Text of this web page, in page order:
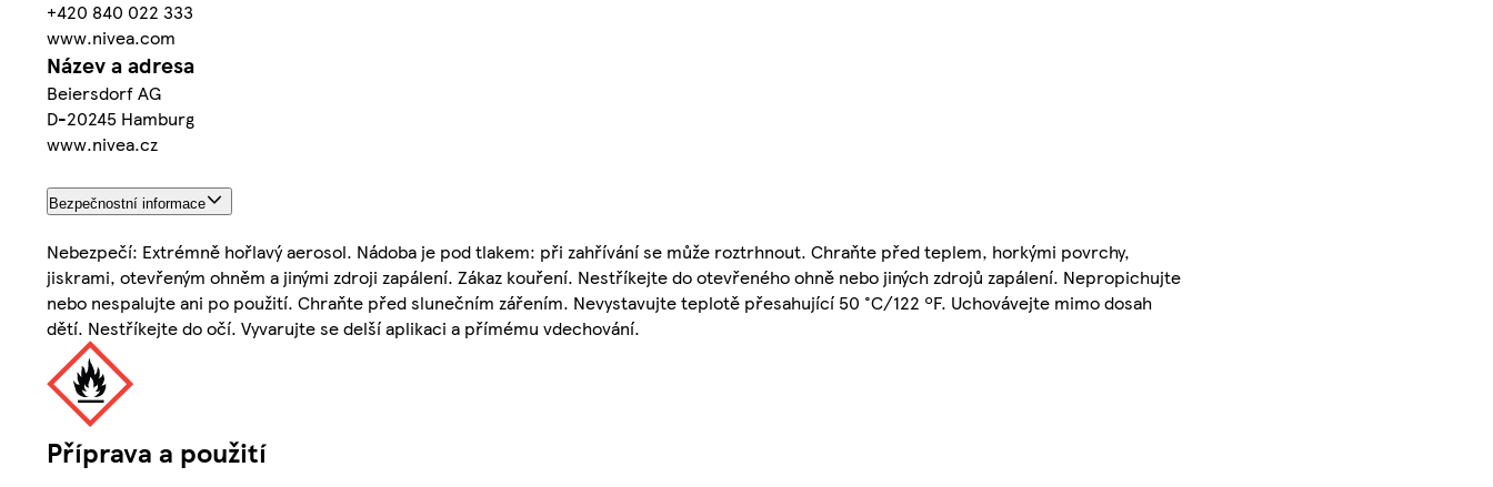
+420 840 022 333
www.nivea.com
Název a adresa
Beiersdorf AG
D-20245 Hamburg
www.nivea.cz
Bezpečnostní informace
Nebezpečí: Extrémně hořlavý aerosol. Nádoba je pod tlakem: při zahřívání se může roztrhnout. Chraňte před teplem, horkými povrchy,
jiskrami, otevřeným ohněm a jinými zdroji zapálení. Zákaz kouření. Nestříkejte do otevřeného ohně nebo jiných zdrojů zapálení. Nepropichujte
nebo nespalujte ani po použití. Chraňte před slunečním zářením. Nevystavujte teplotě přesahující 50 °C/122 ºF. Uchovávejte mimo dosah
dětí. Nestříkejte do očí. Vyvarujte se delší aplikaci a přímému vdechování.
Příprava a použití